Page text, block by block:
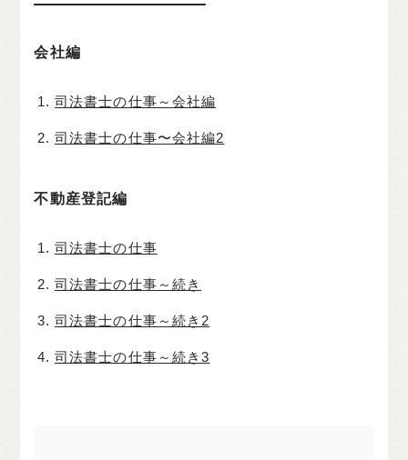
会社編
司法書士の仕事～会社編
司法書士の仕事〜会社編2
不動産登記編
司法書士の仕事
司法書士の仕事～続き
司法書士の仕事～続き2
司法書士の仕事～続き3